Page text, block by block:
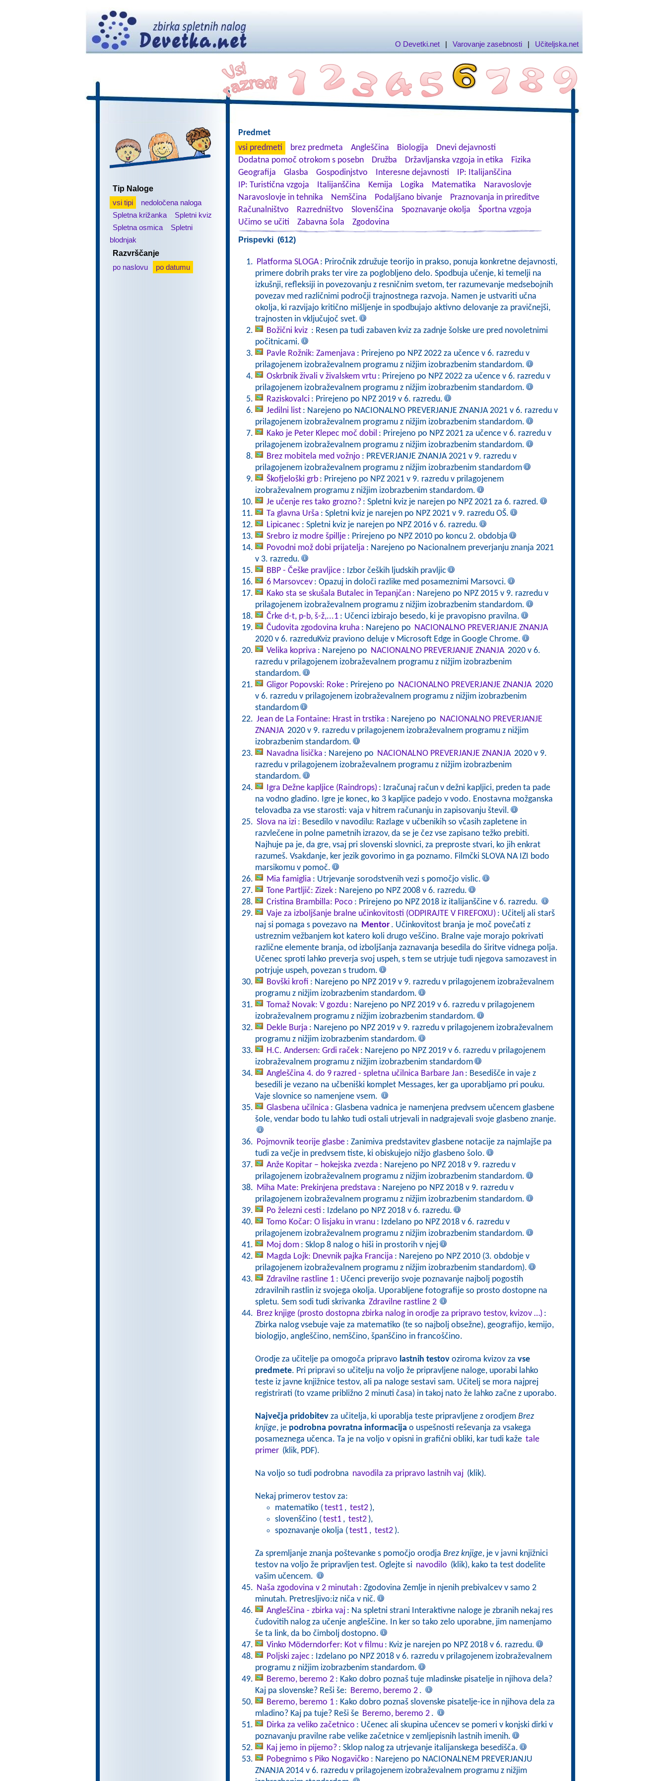
O Devetki.net | Varovanje zasebnosti | Učiteljska.net
Tip Naloge
vsi tipi
nedoločena naloga
Spletna križanka
Spletni kviz
Spletna osmica
Spletni
blodnjak
Razvrščanje
po naslovu
po datumu
Predmet
vsi predmeti
brez predmeta Angleščina Biologija
Dnevi dejavnosti
Dodatna pomoč otrokom s posebn
Družba Državljanska vzgoja in etika
Fizika
Geografija
Glasba Gospodinjstvo Interesne dejavnosti
IP: Italijanščina
IP: Turistična vzgoja
Italijanščina Kemija Logika Matematika
Naravoslovje
Naravoslovje in tehnika
Nemščina Podaljšano bivanje
Praznovanja in prireditve
Računalništvo
Razredništvo Slovenščina Spoznavanje okolja
Športna vzgoja
Učimo se učiti
Zabavna šola Zgodovina
Prispevki (612)
Platforma SLOGA : Priročnik združuje teorijo in prakso, ponuja konkretne dejavnosti,
primere dobrih praks ter vire za poglobljeno delo. Spodbuja učenje, ki temelji na
izkušnji, refleksiji in povezovanju z resničnim svetom, ter razumevanje medsebojnih
povezav med različnimi področji trajnostnega razvoja. Namen je ustvariti učna
okolja, ki razvijajo kritično mišljenje in spodbujajo aktivno delovanje za pravičnejši,
trajnosten in vključujoč svet.
Božični kviz : Resen pa tudi zabaven kviz za zadnje šolske ure pred novoletnimi
počitnicami.
Pavle Rožnik: Zamenjava : Prirejeno po NPZ 2022 za učence v 6. razredu v
prilagojenem izobraževalnem programu z nižjim izobrazbenim standardom.
Oskrbnik živali v živalskem vrtu : Prirejeno po NPZ 2022 za učence v 6. razredu v
prilagojenem izobraževalnem programu z nižjim izobrazbenim standardom.
Raziskovalci : Prirejeno po NPZ 2019 v 6. razredu.
Jedilni list : Narejeno po NACIONALNO PREVERJANJE ZNANJA 2021 v 6. razredu v
prilagojenem izobraževalnem programu z nižjim izobrazbenim standardom.
Kako je Peter Klepec moč dobil : Prirejeno po NPZ 2021 za učence v 6. razredu v
prilagojenem izobraževalnem programu z nižjim izobrazbenim standardom.
Brez mobitela med vožnjo : PREVERJANJE ZNANJA 2021 v 9. razredu v
prilagojenem izobraževalnem programu z nižjim izobrazbenim standardom
Škofjeloški grb : Prirejeno po NPZ 2021 v 9. razredu v prilagojenem
izobraževalnem programu z nižjim izobrazbenim standardom.
Je učenje res tako grozno? : Spletni kviz je narejen po NPZ 2021 za 6. razred.
Ta glavna Urša : Spletni kviz je narejen po NPZ 2021 v 9. razredu OŠ.
Lipicanec : Spletni kviz je narejen po NPZ 2016 v 6. razredu.
Srebro iz modre špillje : Prirejeno po NPZ 2010 po koncu 2. obdobja
Povodni mož dobi prijatelja : Narejeno po Nacionalnem preverjanju znanja 2021
v 3. razredu.
BBP - Češke pravljice : Izbor čeških ljudskih pravljic
6 Marsovcev : Opazuj in določi razlike med posameznimi Marsovci.
Kako sta se skušala Butalec in Tepanjčan : Narejeno po NPZ 2015 v 9. razredu v
prilagojenem izobraževalnem programu z nižjim izobrazbenim standardom.
Črke d-t, p-b, š-ž,...1 : Učenci izbirajo besedo, ki je pravopisno pravilna.
Čudovita zgodovina kruha : Narejeno po NACIONALNO PREVERJANJE ZNANJA
2020 v 6. razreduKviz praviono deluje v Microsoft Edge in Google Chrome.
Velika kopriva : Narejeno po NACIONALNO PREVERJANJE ZNANJA 2020 v 6.
razredu v prilagojenem izobraževalnem programu z nižjim izobrazbenim
standardom.
Gligor Popovski: Roke : Prirejeno po NACIONALNO PREVERJANJE ZNANJA 2020
v 6. razredu v prilagojenem izobraževalnem programu z nižjim izobrazbenim
standardom
Jean de La Fontaine: Hrast in trstika : Narejeno po NACIONALNO PREVERJANJE
ZNANJA 2020 v 9. razredu v prilagojenem izobraževalnem programu z nižjim
izobrazbenim standardom.
Navadna lisička : Narejeno po NACIONALNO PREVERJANJE ZNANJA 2020 v 9.
razredu v prilagojenem izobraževalnem programu z nižjim izobrazbenim
standardom.
Igra Dežne kapljice (Raindrops) : Izračunaj račun v dežni kapljici, preden ta pade
na vodno gladino. Igre je konec, ko 3 kapljice padejo v vodo. Enostavna možganska
telovadba za vse starosti: vaja v hitrem računanju in zapisovanju števil.
Slova na izi : Besedilo v navodilu: Razlage v učbenikih so včasih zapletene in
razvlečene in polne pametnih izrazov, da se je čez vse zapisano težko prebiti.
Najhuje pa je, da gre, vsaj pri slovenski slovnici, za preproste stvari, ko jih enkrat
razumeš. Vsakdanje, ker jezik govorimo in ga poznamo. Filmčki SLOVA NA IZI bodo
marsikomu v pomoč.
Mia famiglia : Utrjevanje sorodstvenih vezi s pomočjo vislic.
Tone Partljič: Zizek : Narejeno po NPZ 2008 v 6. razredu.
Cristina Brambilla: Poco : Prirejeno po NPZ 2018 iz italijanščine v 6. razredu.
Vaje za izboljšanje bralne učinkovitosti (ODPIRAJTE V FIREFOXU) : Učitelj ali starš
naj si pomaga s povezavo na Mentor . Učinkovitost branja je moč povečati z
ustreznim vežbanjem kot katero koli drugo veščino. Bralne vaje morajo pokrivati
različne elemente branja, od izboljšanja zaznavanja besedila do širitve vidnega polja.
Učenec sproti lahko preverja svoj uspeh, s tem se utrjuje tudi njegova samozavest in
potrjuje uspeh, povezan s trudom.
Bovški krofi : Narejeno po NPZ 2019 v 9. razredu v prilagojenem izobraževalnem
programu z nižjim izobrazbenim standardom.
Tomaž Novak: V gozdu : Narejeno po NPZ 2019 v 6. razredu v prilagojenem
izobraževalnem programu z nižjim izobrazbenim standardom.
Dekle Burja : Narejeno po NPZ 2019 v 9. razredu v prilagojenem izobraževalnem
programu z nižjim izobrazbenim standardom.
H.C. Andersen: Grdi raček : Narejeno po NPZ 2019 v 6. razredu v prilagojenem
izobraževalnem programu z nižjim izobrazbenim standardom
Angleščina 4. do 9 razred - spletna učilnica Barbare Jan : Besedišče in vaje z
besedili je vezano na učbeniški komplet Messages, ker ga uporabljamo pri pouku.
Vaje slovnice so namenjene vsem.
Glasbena učilnica : Glasbena vadnica je namenjena predvsem učencem glasbene
šole, vendar bodo tu lahko tudi ostali utrjevali in nadgrajevali svoje glasbeno znanje.
Pojmovnik teorije glasbe : Zanimiva predstavitev glasbene notacije za najmlajše pa
tudi za večje in predvsem tiste, ki obiskujejo nižjo glasbeno šolo.
Anže Kopitar – hokejska zvezda : Narejeno po NPZ 2018 v 9. razredu v
prilagojenem izobraževalnem programu z nižjim izobrazbenim standardom.
Miha Mate: Prekinjena predstava : Narejeno po NPZ 2018 v 9. razredu v
prilagojenem izobraževalnem programu z nižjim izobrazbenim standardom.
Po železni cesti : Izdelano po NPZ 2018 v 6. razredu.
Tomo Kočar: O lisjaku in vranu : Izdelano po NPZ 2018 v 6. razredu v
prilagojenem izobraževalnem programu z nižjim izobrazbenim standardom.
Moj dom : Sklop 8 nalog o hiši in prostorih v njej
Magda Lojk: Dnevnik pajka Francija : Narejeno po NPZ 2010 (3. obdobje v
prilagojenem izobraževalnem programu z nižjim izobrazbenim standardom).
Zdravilne rastline 1 : Učenci preverijo svoje poznavanje najbolj pogostih
zdravilnih rastlin iz svojega okolja. Uporabljene fotografije so prosto dostopne na
spletu. Sem sodi tudi skrivanka Zdravilne rastline 2
Brez knjige (prosto dostopna zbirka nalog in orodje za pripravo testov, kvizov …) :
Zbirka nalog vsebuje vaje za matematiko (te so najbolj obsežne), geografijo, kemijo,
biologijo, angleščino, nemščino, španščino in francoščino.
Orodje za učitelje pa omogoča pripravo lastnih testovoziroma kvizov za vse
predmete. Pri pripravi so učitelju na voljo že pripravljene naloge, uporabi lahko
teste iz javne knjižnice testov, ali pa naloge sestavi sam. Učitelj se mora najprej
registrirati (to vzame približno 2 minuti časa) in takoj nato že lahko začne z uporabo.
Največja pridobitevza učitelja, ki uporablja teste pripravljene z orodjem Brez
knjige, je podrobna povratna informacija o uspešnosti reševanja za vsakega
posameznega učenca. Ta je na voljo v opisni in grafični obliki, kar tudi kaže tale
primer (klik, PDF).
Na voljo so tudi podrobna navodila za pripravo lastnih vaj (klik).
Nekaj primerov testov za:
matematiko (test1 , test2 ),
slovenščino (test1 , test2 ),
spoznavanje okolja (test1 , test2 ).
Za spremljanje znanja poštevanke s pomočjo orodja Brez knjige, je v javni knjižnici
testov na voljo že pripravljen test. Oglejte si navodilo (klik), kako ta test dodelite
vašim učencem.
Naša zgodovina v 2 minutah : Zgodovina Zemlje in njenih prebivalcev v samo 2
minutah. Pretresljivo:iz niča v nič.
Angleščina - zbirka vaj : Na spletni strani Interaktivne naloge je zbranih nekaj res
čudovitih nalog za učenje angleščine. In ker so tako zelo uporabne, jim namenjamo
še ta link, da bo čimbolj dostopno.
Vinko Möderndorfer: Kot v filmu : Kviz je narejen po NPZ 2018 v 6. razredu.
Poljski zajec : Izdelano po NPZ 2018 v 6. razredu v prilagojenem izobraževalnem
programu z nižjim izobrazbenim standardom.
Beremo, beremo 2 : Kako dobro poznaš tuje mladinske pisatelje in njihova dela?
Kaj pa slovenske? Reši še: Beremo, beremo 2 .
Beremo, beremo 1 : Kako dobro poznaš slovenske pisatelje-ice in njihova dela za
mladino? Kaj pa tuje? Reši še Beremo, beremo 2 .
Dirka za veliko začetnico : Učenec ali skupina učencev se pomeri v konjski dirki v
poznavanju pravilne rabe velike začetnice v zemljepisnih lastnih imenih.
Kaj jemo in pijemo? : Sklop nalog za utrjevanje italijanskega besedišča.
Pobegnimo s Piko Nogavičko : Narejeno po NACIONALNEM PREVERJANJU
ZNANJA 2014 v 6. razredu v prilagojenem izobraževalnem programu z nižjim